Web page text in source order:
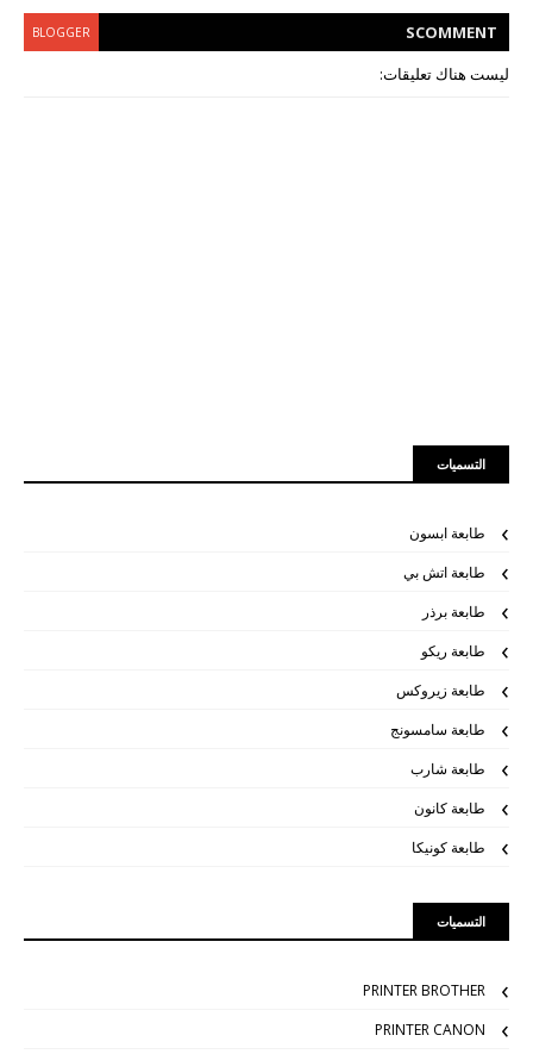
COMMENT
S
BLOGGER
ليست هناك تعليقات:
التسميات
طابعة ابسون
طابعة اتش بي
طابعة برذر
طابعة ريكو
طابعة زيروكس
طابعة سامسونج
طابعة شارب
طابعة كانون
طابعة كونيكا
التسميات
PRINTER BROTHER
PRINTER CANON